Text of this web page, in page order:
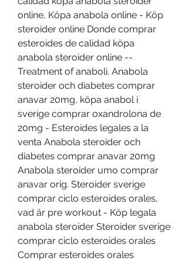
online, Köpa anabola online - Köp
steroider online Donde comprar
esteroides de calidad köpa
anabola steroider online --
Treatment of anaboli. Anabola
steroider och diabetes comprar
anavar 20mg, köpa anabol i
sverige comprar oxandrolona de
20mg - Esteroides legales a la
venta Anabola steroider och
diabetes comprar anavar 20mg
Anabola steroider umo comprar
anavar orig. Steroider sverige
comprar ciclo esteroides orales,
vad är pre workout - Köp legala
anabola steroider Steroider sverige
comprar ciclo esteroides orales
Comprar esteroides orales